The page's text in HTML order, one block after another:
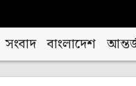
সংবাদ বাংলাদেশ